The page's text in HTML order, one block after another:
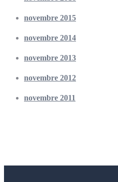
novembre 2015
novembre 2014
novembre 2013
novembre 2012
novembre 2011